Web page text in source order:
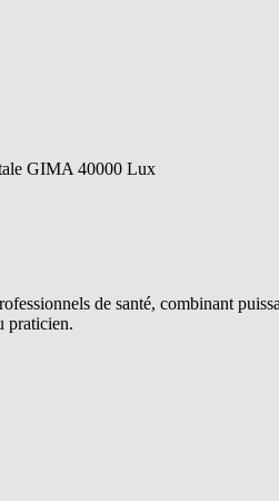
GIMA 40000 Lux
de santé, combinant
praticien.